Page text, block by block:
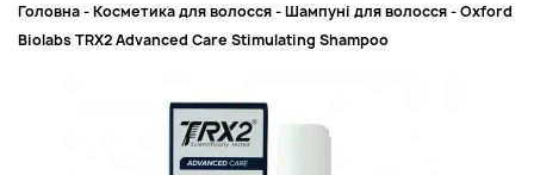
Головна-Косметика для волосся-Шампуні для волосся-Oxford
Biolabs TRX2 Advanced Care Stimulating Shampoo